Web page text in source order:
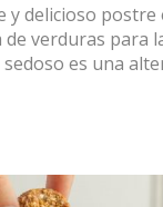
y delicioso postre
verduras para
es una